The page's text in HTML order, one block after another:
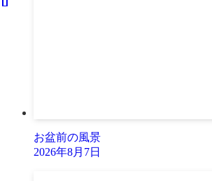
お盆前の風景
2026年8月7日